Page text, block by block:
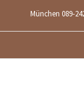
München 089-